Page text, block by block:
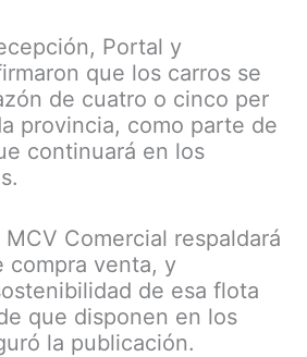
Portal y
que los carros se
de cuatro o cinco per
provincia, como parte de
continuará en los
Comercial respaldará
compra venta, y
de esa flota
que disponen en los
la publicación.